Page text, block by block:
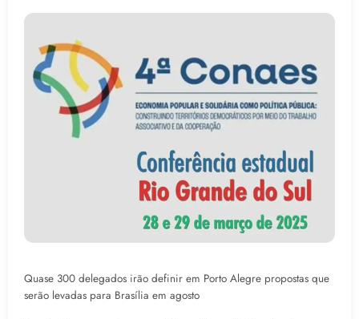
Quase 300 delegados irão definir em Porto Alegre propostas que
serão levadas para Brasília em agosto